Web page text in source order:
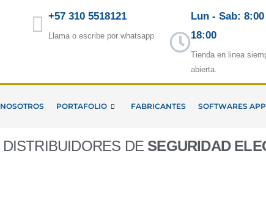
+57 310 5518121
Llama o escribe por whatsapp
Lun - Sab: 8:00
18:00
Tienda en linea
abierta.
NOSOTROS PORTAFOLIO FABRICANTES SOFTWARES APP
DISTRIBUIDORES DE SEGURIDAD